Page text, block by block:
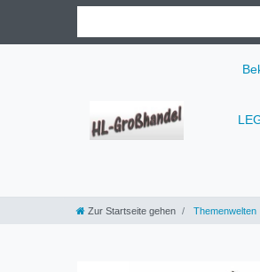
Zur Startseite gehen Themenwelten